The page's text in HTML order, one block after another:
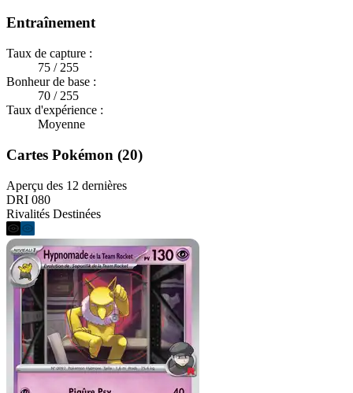
Entraînement
Taux de capture :
75 / 255
Bonheur de base :
70 / 255
Taux d'expérience :
Moyenne
Cartes Pokémon (20)
Aperçu des 12 dernières
DRI 080
Rivalités Destinées